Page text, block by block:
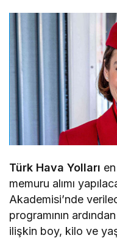
Türk Hava Yolları
memuru alımı
Akademisi’nde
programının
ilişkin boy, kilo ve